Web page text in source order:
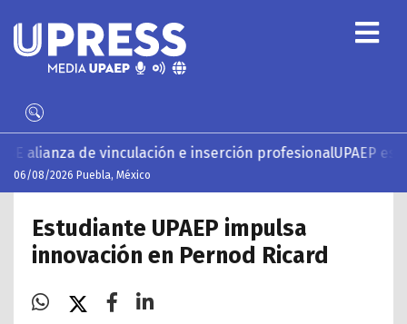
e inserción profesionalUPAEP estrena ‘Volar’,
06/08/2026 Puebla, México
Estudiante UPAEP impulsa
innovación en Pernod Ricard